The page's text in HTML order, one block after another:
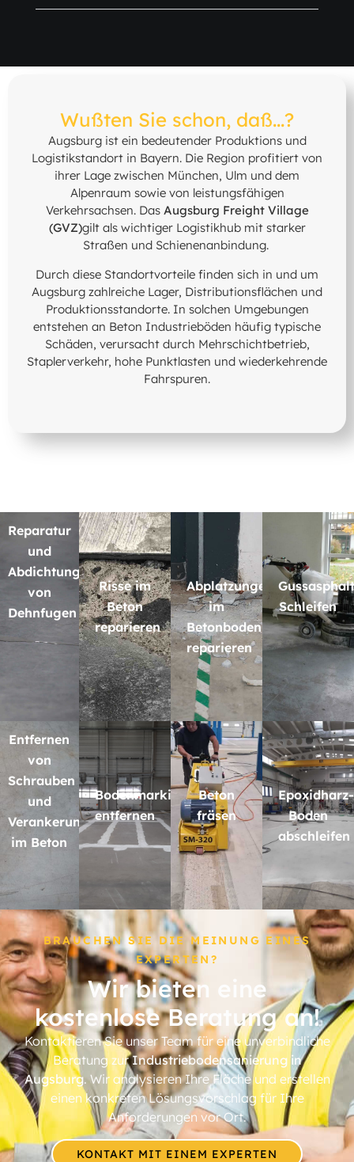
Wußten Sie schon, daß...?
Augsburg ist ein bedeutender Produktions und
Logistikstandort in Bayern. Die Region profitiert von
ihrer Lage zwischen München, Ulm und dem
Alpenraum sowie von leistungsfähigen
Verkehrsachsen. Das Augsburg Freight Village
(GVZ)gilt als wichtiger Logistikhub mit starker
Straßen und Schienenanbindung.
Durch diese Standortvorteile finden sich in und um
Augsburg zahlreiche Lager, Distributionsflächen und
Produktionsstandorte. In solchen Umgebungen
entstehen an Beton Industrieböden häufig typische
Schäden, verursacht durch Mehrschichtbetrieb,
Staplerverkehr, hohe Punktlasten und wiederkehrende
Fahrspuren.
Reparatur
und
Abdichtung
von
Dehnfugen
Risse im
Beton
reparieren
Abplatzungen
im
Betonboden
reparieren
Gussasphalt
Schleifen
Entfernen
von
Schrauben
und
Verankerungen
im Beton
Bodenmarkierungen
entfernen
Beton
fräsen
Epoxidharz-
Boden
abschleifen
BRAUCHEN SIE DIE MEINUNG EINES
EXPERTEN?
Wir bieten eine
kostenlose Beratung an!
Kontaktieren Sie unser Team für eine unverbindliche
Beratung zurIndustriebodensanierung in
Augsburg. Wir analysieren Ihre Fläche und erstellen
einen konkreten Lösungsvorschlag für Ihre
Anforderungen vor Ort.
KONTAKT MIT EINEM EXPERTEN